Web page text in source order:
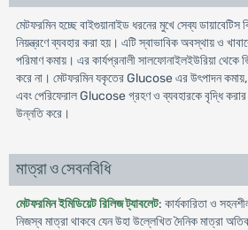
মেটফরমিন হচ্ছে বাইগুয়ানাইড ধরনের মুখে সেব্য ডায়াবেটিস
নিয়ন্ত্রণে ব্যবহার করা হয়। এটি স্বাভাবিক অবস্থায় ও
পরিমাণ কমায়। এর কার্যপ্রনালী সালফোনাইলইউরিয়া থেকে
করে না। মেটফরমিন যকৃতের Glucose এর উৎপাদন
এবং পেরিফেরাল Glucose গ্রহণ ও ব্যবহারকে বৃদ্ধি করার
উন্নতি করে।
মাত্রা ও সেবনবিধি
মেটফরমিন ইমিডিয়েট রিলিজ ট্যাবলেট: কার্যকারিতা ও
নিজস্ব মাত্রা থাকবে যেন উহা উল্লে­খিত দৈনিক মাত্রা